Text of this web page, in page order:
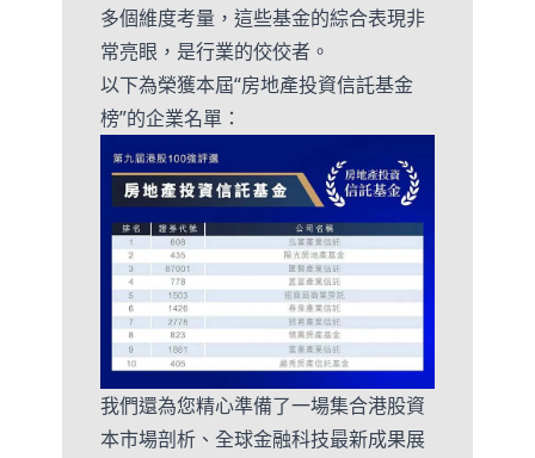
多個維度考量，這些基金的綜合表現非
常亮眼，是行業的佼佼者。
以下為榮獲本屆“房地產投資信託基金
榜”的企業名單：
我們還為您精心準備了一場集合港股資
本市場剖析、全球金融科技最新成果展